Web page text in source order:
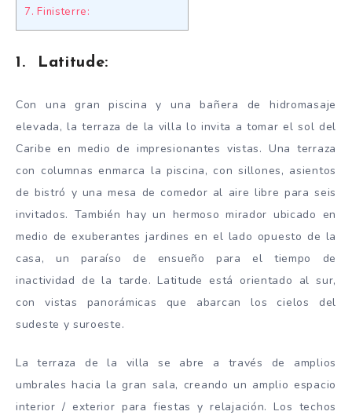
7. Finisterre:
1. Latitude:
Con una gran piscina y una bañera de hidromasaje
elevada, la terraza de la villa lo invita a tomar el sol del
Caribe en medio de impresionantes vistas. Una terraza
con columnas enmarca la piscina, con sillones, asientos
de bistró y una mesa de comedor al aire libre para seis
invitados. También hay un hermoso mirador ubicado en
medio de exuberantes jardines en el lado opuesto de la
casa, un paraíso de ensueño para el tiempo de
inactividad de la tarde. Latitude está orientado al sur,
con vistas panorámicas que abarcan los cielos del
sudeste y suroeste.
La terraza de la villa se abre a través de amplios
umbrales hacia la gran sala, creando un amplio espacio
interior / exterior para fiestas y relajación. Los techos